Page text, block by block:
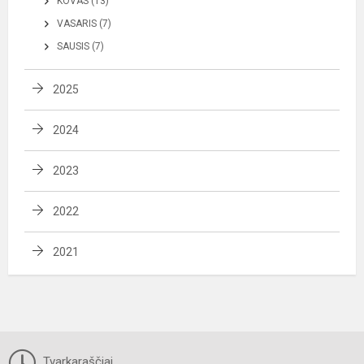
VASARIS (7)
SAUSIS (7)
2025
2024
2023
2022
2021